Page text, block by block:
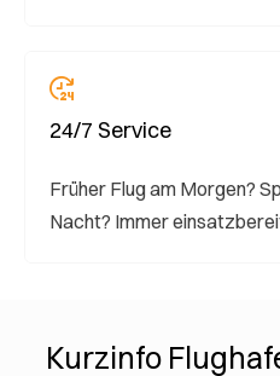
24/7 Service
Früher Flug am Morgen?
Nacht? Immer
Kurzinfo